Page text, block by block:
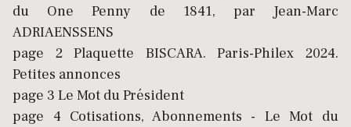
du One Penny de 1841, par Jean-Marc
ADRIAENSSENS
page 2 Plaquette BISCARA. Paris-Philex 2024.
Petites annonces
page 3 Le Mot du Président
page 4 Cotisations, Abonnements - Le Mot du